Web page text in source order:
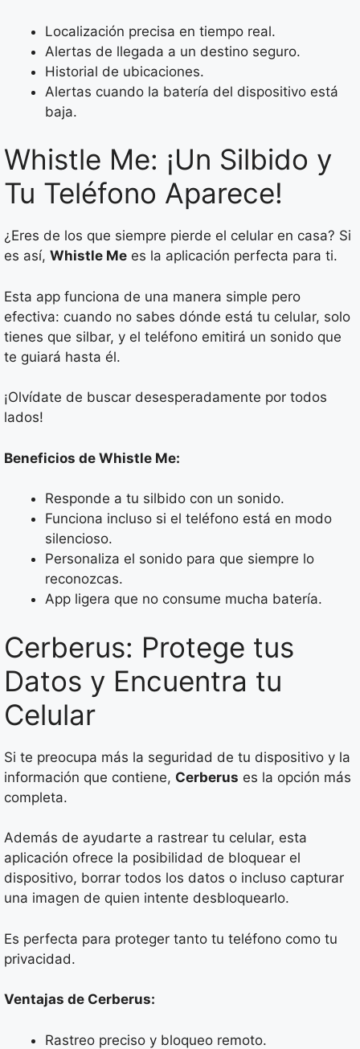
Localización precisa en tiempo real.
Alertas de llegada a un destino seguro.
Historial de ubicaciones.
Alertas cuando la batería del dispositivo está
baja.
Whistle Me: ¡Un Silbido y
Tu Teléfono Aparece!
¿Eres de los que siempre pierde el celular en casa? Si
es así, Whistle Me es la aplicación perfecta para ti.
Esta app funciona de una manera simple pero
efectiva: cuando no sabes dónde está tu celular, solo
tienes que silbar, y el teléfono emitirá un sonido que
te guiará hasta él.
¡Olvídate de buscar desesperadamente por todos
lados!
Beneficios de Whistle Me:
Responde a tu silbido con un sonido.
Funciona incluso si el teléfono está en modo
silencioso.
Personaliza el sonido para que siempre lo
reconozcas.
App ligera que no consume mucha batería.
Cerberus: Protege tus
Datos y Encuentra tu
Celular
Si te preocupa más la seguridad de tu dispositivo y la
información que contiene, Cerberus es la opción más
completa.
Además de ayudarte a rastrear tu celular, esta
aplicación ofrece la posibilidad de bloquear el
dispositivo, borrar todos los datos o incluso capturar
una imagen de quien intente desbloquearlo.
Es perfecta para proteger tanto tu teléfono como tu
privacidad.
Ventajas de Cerberus:
Rastreo preciso y bloqueo remoto.